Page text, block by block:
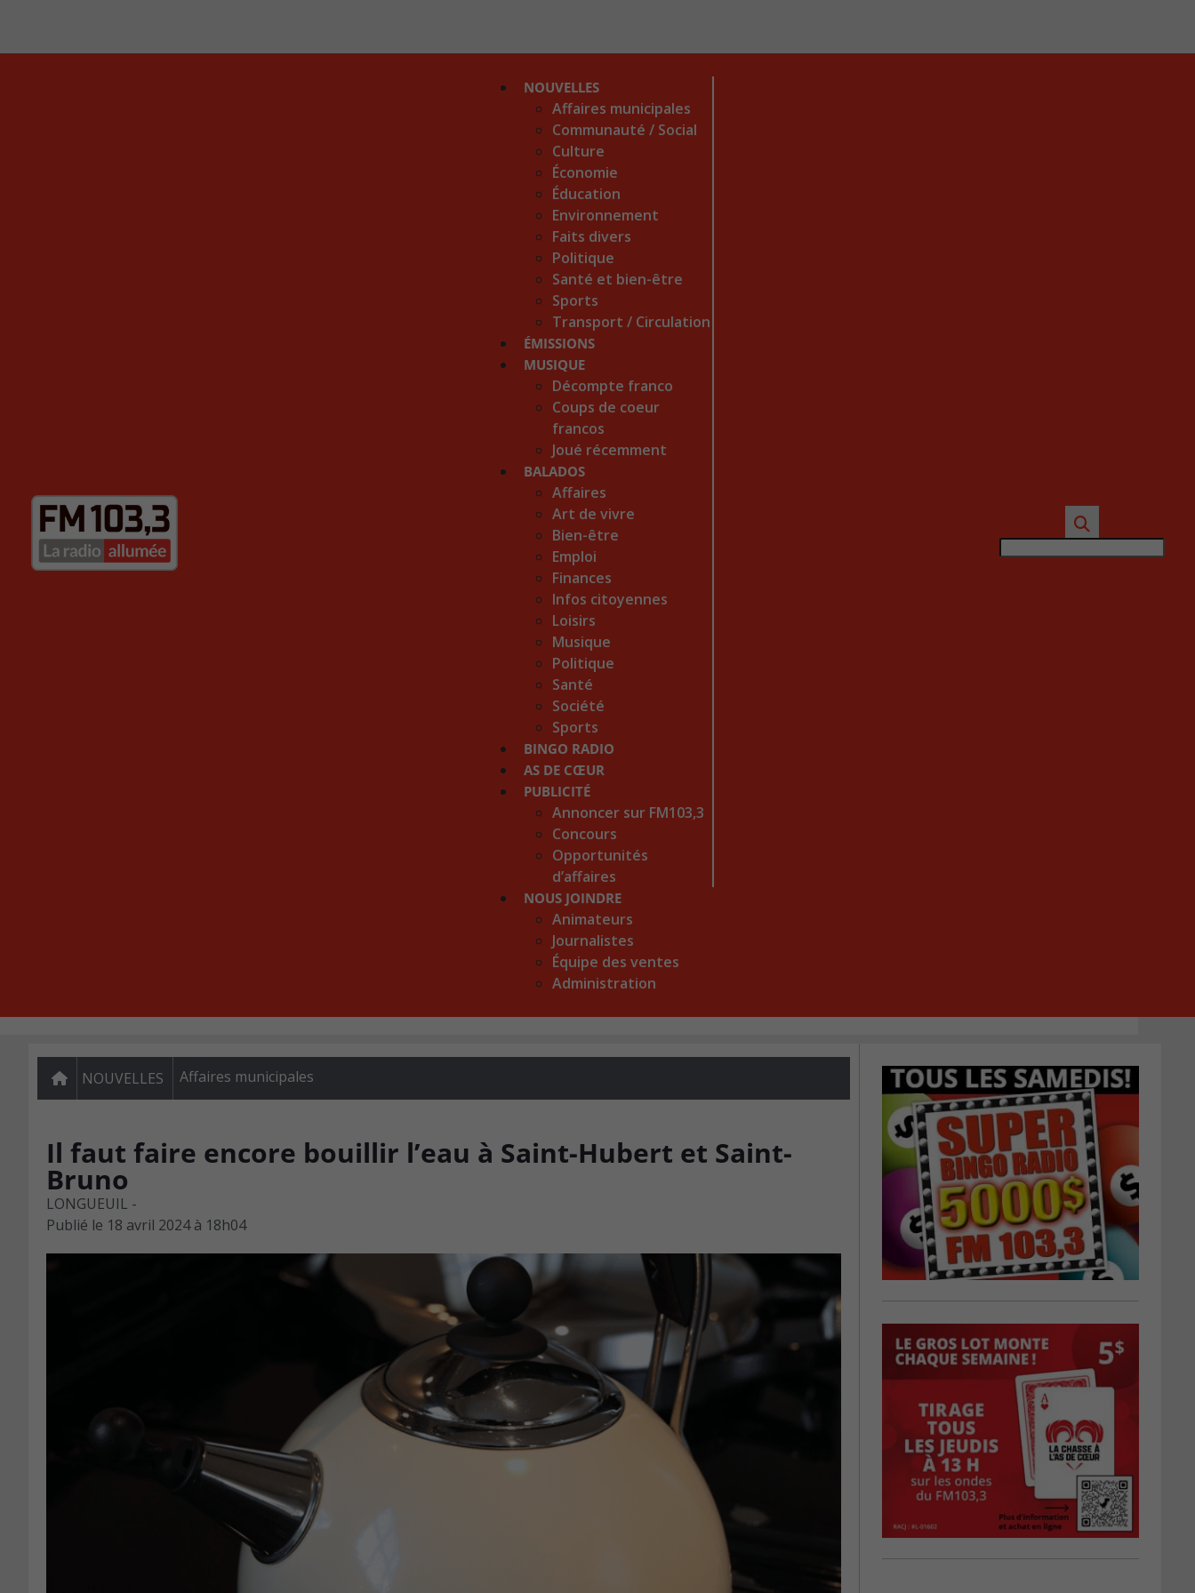
NOUVELLES
Affaires municipales
Communauté / Social
Culture
Économie
Éducation
Environnement
Faits divers
Politique
Santé et bien-être
Sports
Transport / Circulation
ÉMISSIONS
MUSIQUE
Décompte franco
Coups de coeur
francos
Joué récemment
BALADOS
Affaires
Art de vivre
Bien-être
Emploi
Finances
Infos citoyennes
Loisirs
Musique
Politique
Santé
Société
Sports
BINGO RADIO
AS DE CŒUR
PUBLICITÉ
Annoncer sur FM103,3
Concours
Opportunités
d’affaires
NOUS JOINDRE
Animateurs
Journalistes
Équipe des ventes
Administration
NOUVELLES Affaires municipales
Il faut faire encore bouillir l’eau à Saint-Hubert et Saint-
Bruno
LONGUEUIL -
Publié le 18 avril 2024 à 18h04